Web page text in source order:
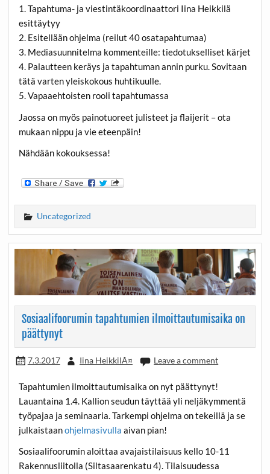
1. Tapahtuma- ja viestintäkoordinaattori Iina Heikkilä
esittäytyy
2. Esitellään ohjelma (reilut 40 osatapahtumaa)
3. Mediasuunnitelma kommenteille: tiedotukselliset kärjet
4. Palautteen keräys ja tapahtuman annin purku. Sovitaan
tätä varten yleiskokous huhtikuulle.
5. Vapaaehtoisten rooli tapahtumassa
Jaossa on myös painotuoreet julisteet ja flaijerit – ota
mukaan nippu ja vie eteenpäin!
Nähdään kokouksessa!
Uncategorized
Sosiaalifoorumin tapahtumien ilmoittautumisaika on
päättynyt
7.3.2017 Iina HeikkilÃ¤ Leave a comment
Tapahtumien ilmoittautumisaika on nyt päättynyt!
Lauantaina 1.4. Kallion seudun täyttää yli neljäkymmentä
työpajaa ja seminaaria. Tarkempi ohjelma on tekeillä ja se
julkaistaanohjelmasivulla aivan pian!
Sosiaalifoorumin aloittaa avajaistilaisuus kello 10-11
Rakennusliitolla (Siltasaarenkatu 4). Tilaisuudessa